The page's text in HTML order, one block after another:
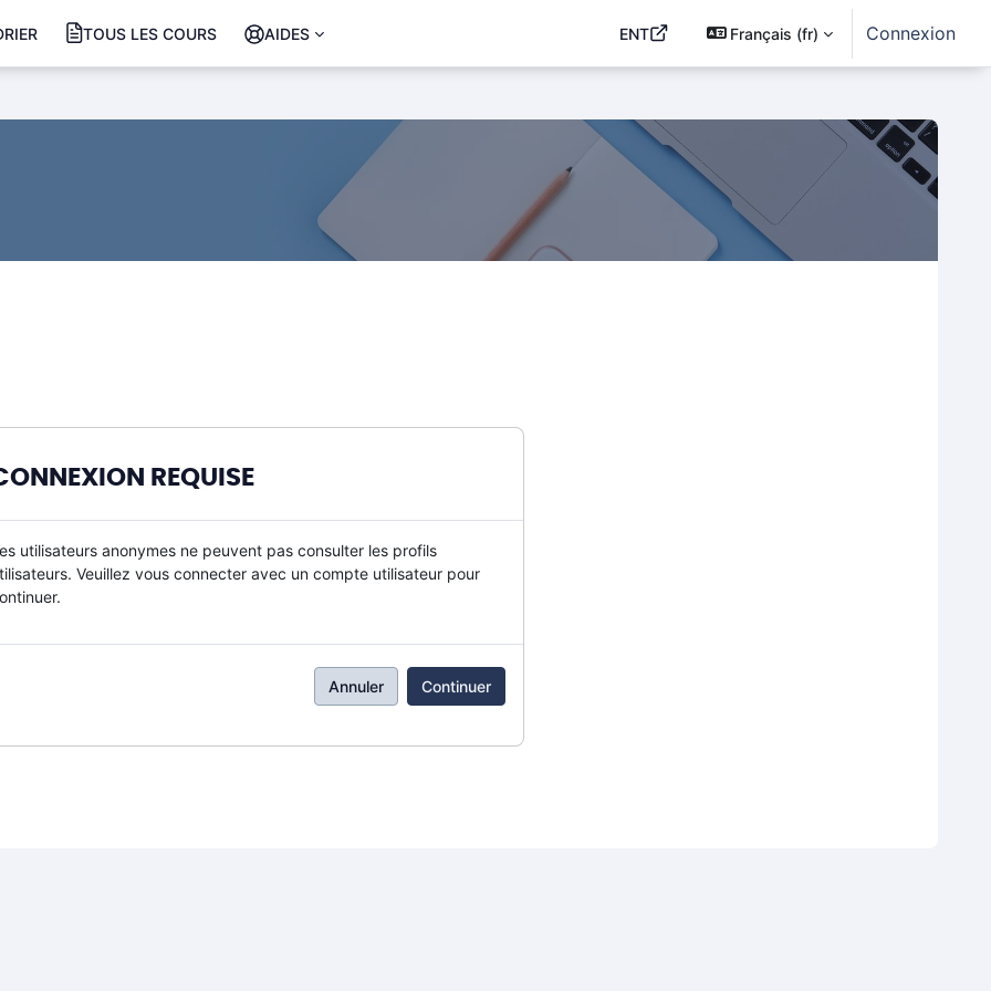
TOUS LES COURS AIDES ENT Français ‎(fr)‎ Connexion
REQUISE
utilisateurs anonymes ne peuvent pas consulter les profils
Veuillez vous connecter avec un compte utilisateur pour
Annuler Continuer